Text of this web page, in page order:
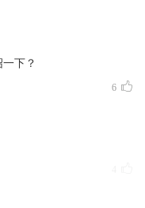
下？
6